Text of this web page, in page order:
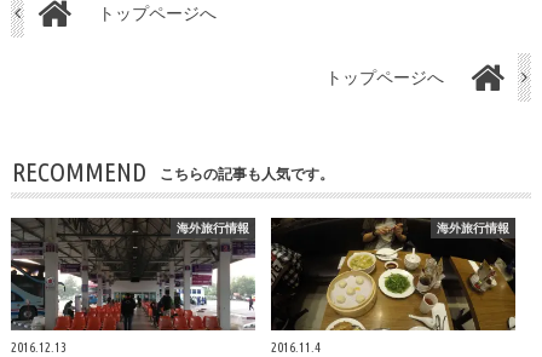
トップページへ
トップページへ
RECOMMEND こちらの記事も人気です。
海外旅行情報
2016.12.13
海外旅行情報
2016.11.4